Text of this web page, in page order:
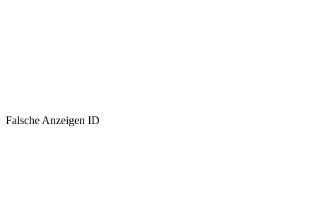
Falsche Anzeigen ID